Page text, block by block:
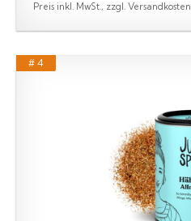
Preis inkl. MwSt., zzgl. Versandkosten
# 4